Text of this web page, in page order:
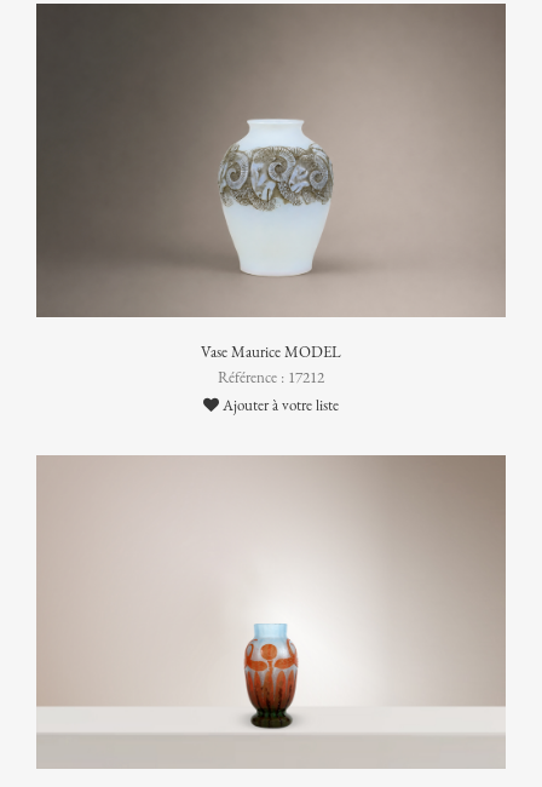
Vase Maurice MODEL
Référence : 17212
Ajouter à votre liste